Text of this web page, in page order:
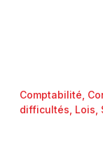
Comptabilité
difficultés Lois